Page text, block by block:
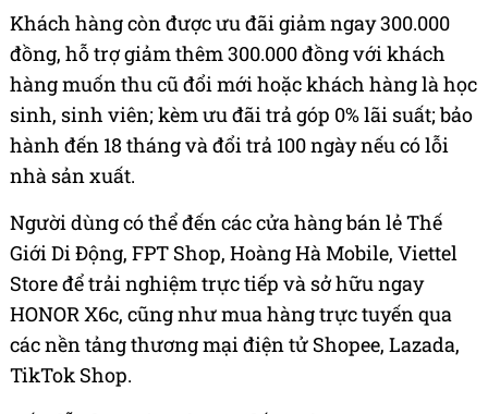
Khách hàng còn được ưu đãi giảm ngay 300.000
đồng, hỗ trợ giảm thêm 300.000 đồng với khách
hàng muốn thu cũ đổi mới hoặc khách hàng là học
sinh, sinh viên; kèm ưu đãi trả góp 0% lãi suất; bảo
hành đến 18 tháng và đổi trả 100 ngày nếu có lỗi
nhà sản xuất.
Người dùng có thể đến các cửa hàng bán lẻ Thế
Giới Di Động, FPT Shop, Hoàng Hà Mobile, Viettel
Store để trải nghiệm trực tiếp và sở hữu ngay
HONOR X6c, cũng như mua hàng trực tuyến qua
các nền tảng thương mại điện tử Shopee, Lazada,
TikTok Shop.